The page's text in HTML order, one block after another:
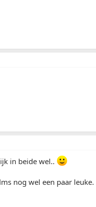
in beide wel..
nog wel een paar leuke.